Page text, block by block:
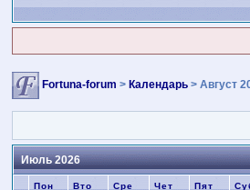
Fortuna-forum >Календарь > Август
Июль 2026
Пон Вто Сре Чет Пят